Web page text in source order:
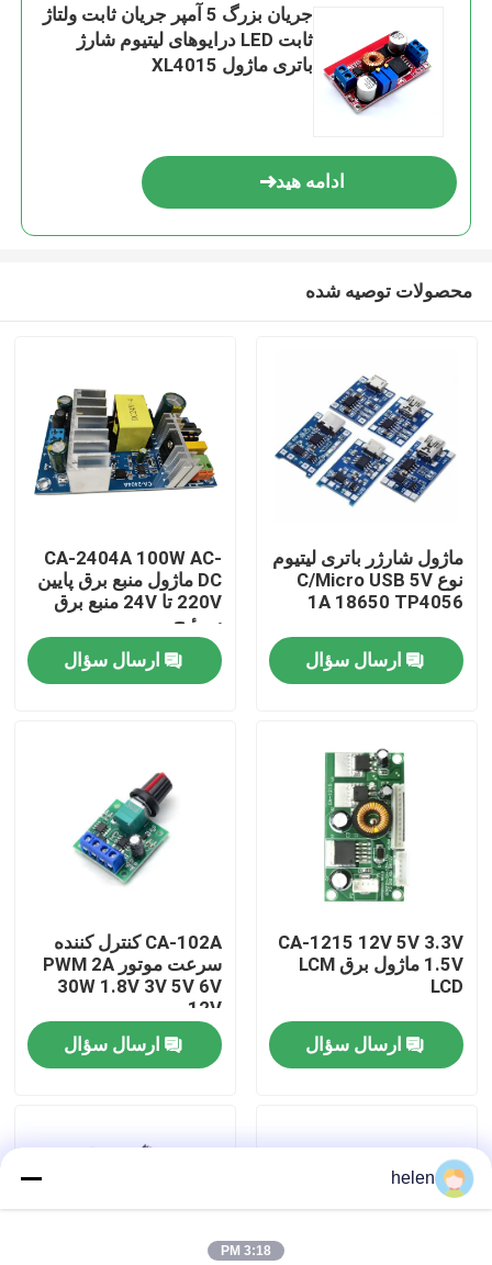
درباره ما
بازدید از کارخانه
کنترل کیفیت
با ما تماس بگیرید
اخبار
وبلاگ
ماژول برد تقویت کننده
جریان بزرگ 5 آمپر جریان ثابت ولتاژ
ثابت LED درایوهای لیتیوم شارژ
باتری ماژول XL4015
ادامه هید
محصولات توصیه شده
ماژول شارژر باتری لیتیوم
نوع C/Micro USB 5V
1A 18650 TP4056
ارسال سؤال
CA-2404A 100W AC-
DC ماژول منبع برق پایین
220V تا 24V منبع برق
سوئیچ
ارسال سؤال
CA-1215 12V 5V 3.3V
1.5V ماژول برق LCM
LCD
ارسال سؤال
CA-102A کنترل کننده
سرعت موتور PWM 2A
30W 1.8V 3V 5V 6V
12V
ارسال سؤال
helen
3:18 PM